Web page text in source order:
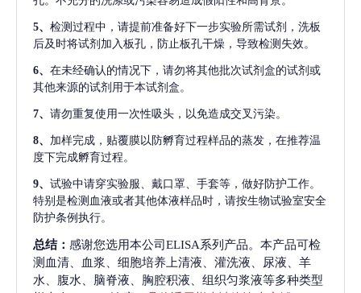
5、 检测过程中，请提前准备好下一步实验所需试剂，洗板
后及时将试剂加入板孔，防止板孔干燥，导致检测失效。
6、 在未经确认的情况下，请勿将其他批次试剂盒的试剂或
其他来源的试剂用于本试剂盒。
7、 请勿重复使用一次性吸头，以免造成交叉污染。
8、 加样完成，贴覆膜以防孵育过程样品的蒸发，在推荐温
度下完成孵育过程。
9、 试验中请穿实验服、戴口罩、手套等，做好防护工作。
特别是检测血液或者其他体液样品时，请按生物试验室安全
防护条例执行。
总结： 感谢您选用本公司ELISA系列产品。本产品可检
测血清、血浆、细胞培养上清液、灌洗液、尿液、羊
水、腹水、脑脊液、胸腔积液、组织匀浆液等多种类型